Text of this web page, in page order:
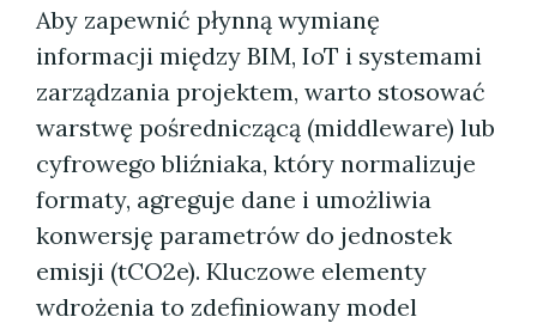
Aby zapewnić płynną wymianę
informacji między BIM, IoT i systemami
zarządzania projektem, warto stosować
warstwę pośredniczącą (middleware) lub
cyfrowego bliźniaka, który normalizuje
formaty, agreguje dane i umożliwia
konwersję parametrów do jednostek
emisji (tCO2e). Kluczowe elementy
wdrożenia to zdefiniowany model